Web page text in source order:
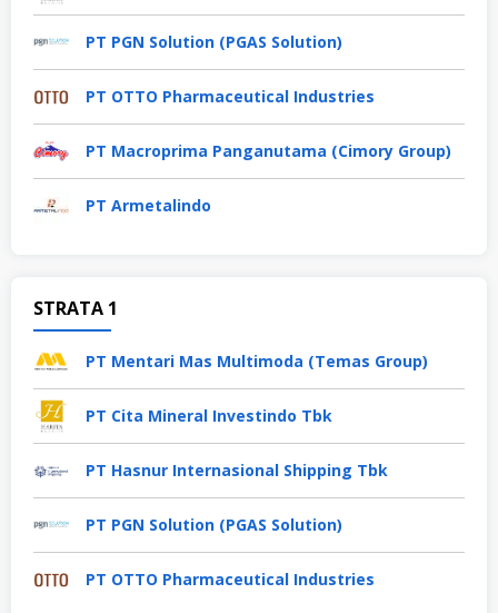
PT PGN Solution (PGAS Solution)
PT OTTO Pharmaceutical Industries
PT Macroprima Panganutama (Cimory Group)
PT Armetalindo
STRATA 1
PT Mentari Mas Multimoda (Temas Group)
PT Cita Mineral Investindo Tbk
PT Hasnur Internasional Shipping Tbk
PT PGN Solution (PGAS Solution)
PT OTTO Pharmaceutical Industries